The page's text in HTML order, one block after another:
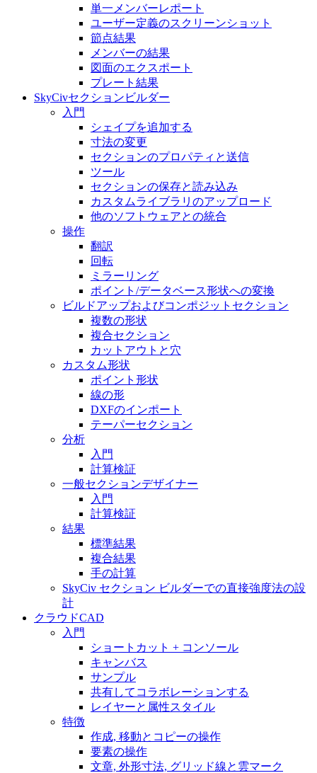
単一メンバーレポート
ユーザー定義のスクリーンショット
節点結果
メンバーの結果
図面のエクスポート
プレート結果
SkyCivセクションビルダー
入門
シェイプを追加する
寸法の変​​更
セクションのプロパティと送信
ツール
セクションの保存と読み込み
カスタムライブラリのアップロード
他のソフトウェアとの統合
操作
翻訳
回転
ミラーリング
ポイント/データベース形状への変換
ビルドアップおよびコンポジットセクション
複数の形状
複合セクション
カットアウトと穴
カスタム形状
ポイント形状
線の形
DXFのインポート
テーパーセクション
分析
入門
計算検証
一般セクションデザイナー
入門
計算検証
結果
標準結果
複合結果
手の計算
SkyCiv セクション ビルダーでの直接強度法の設
計
クラウドCAD
入門
ショートカット + コンソール
キャンバス
サンプル
共有してコラボレーションする
レイヤーと属性スタイル
特徴
作成, 移動とコピーの操作
要素の操作
文章, 外形寸法, グリッド線と雲マーク